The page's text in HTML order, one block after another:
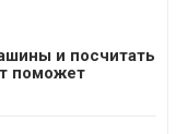
и посчитать
поможет